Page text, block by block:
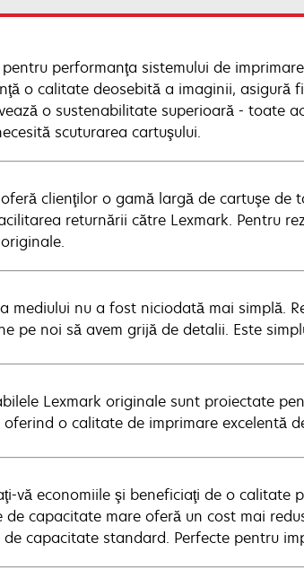
pentru performanţa sistemului de
o calitate deosebită a imaginii, asigură
o sustenabilitate superioară - toate
scuturarea cartuşului.
clienţilor o gamă largă de cartuşe
returnării către Lexmark. Pentru
mediului nu a fost niciodată mai simplă.
pe noi să avem grijă de detalii. Este
Lexmark originale sunt proiectate
oferind o calitate de imprimare excelentă
vă economiile şi beneficiaţi de o calitate
de capacitate mare oferă un cost mai
de capacitate standard. Perfecte pentru